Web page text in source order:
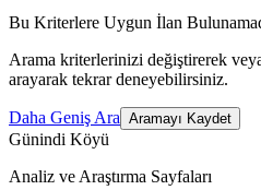
Bu Kriterlere Uygun İlan
Arama kriterlerinizi değiştirerek
arayarak tekrar deneyebilirsiniz.
Daha Geniş Ara Aramayı Kaydet
Günindi Köyü
Analiz ve Araştırma Sayfaları